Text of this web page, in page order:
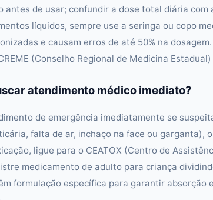
antes de usar; confundir a dose total diária com
líquidos, sempre use a seringa ou copo
e causam erros de até 50% na
(Conselho Regional de Medicina
atendimento médico imediato?
de emergência imediatamente se
falta de ar, inchaço na face ou garganta),
ligue para o CEATOX (Centro de
medicamento de adulto para criança
formulação específica para garantir absorção